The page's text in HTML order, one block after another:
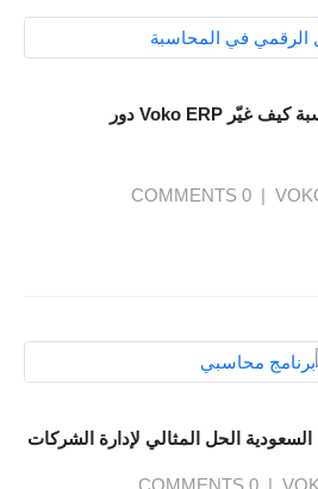
التحول الرقمي في المحاسبة كيف غيّر Voko ERP دور
0 COMMENTS
الحل المثالي لإدارة الشركات
0 COMMENTS